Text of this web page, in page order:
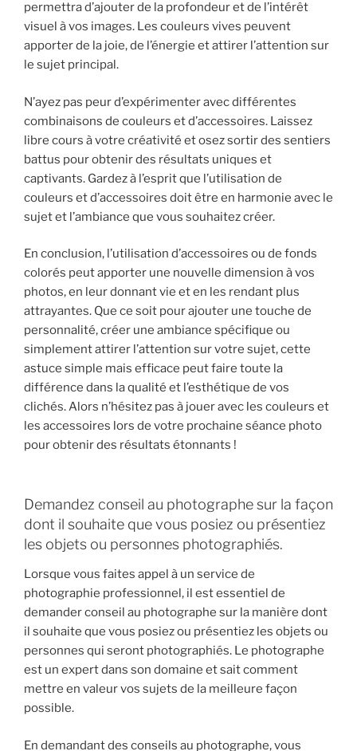
permettra d’ajouter de la profondeur et de l’intérêt
visuel à vos images. Les couleurs vives peuvent
apporter de la joie, de l’énergie et attirer l’attention sur
le sujet principal.
N’ayez pas peur d’expérimenter avec différentes
combinaisons de couleurs et d’accessoires. Laissez
libre cours à votre créativité et osez sortir des sentiers
battus pour obtenir des résultats uniques et
captivants. Gardez à l’esprit que l’utilisation de
couleurs et d’accessoires doit être en harmonie avec le
sujet et l’ambiance que vous souhaitez créer.
En conclusion, l’utilisation d’accessoires ou de fonds
colorés peut apporter une nouvelle dimension à vos
photos, en leur donnant vie et en les rendant plus
attrayantes. Que ce soit pour ajouter une touche de
personnalité, créer une ambiance spécifique ou
simplement attirer l’attention sur votre sujet, cette
astuce simple mais efficace peut faire toute la
différence dans la qualité et l’esthétique de vos
clichés. Alors n’hésitez pas à jouer avec les couleurs et
les accessoires lors de votre prochaine séance photo
pour obtenir des résultats étonnants !
Demandez conseil au photographe sur la façon
dont il souhaite que vous posiez ou présentiez
les objets ou personnes photographiés.
Lorsque vous faites appel à un service de
photographie professionnel, il est essentiel de
demander conseil au photographe sur la manière dont
il souhaite que vous posiez ou présentiez les objets ou
personnes qui seront photographiés. Le photographe
est un expert dans son domaine et sait comment
mettre en valeur vos sujets de la meilleure façon
possible.
En demandant des conseils au photographe, vous